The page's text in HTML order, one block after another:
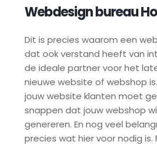
Webdesign bureau
Dit is precies waarom een
dat ook verstand heeft van
de ideale partner voor het
nieuwe website of webshop
jouw website klanten moet
snappen dat jouw webshop
genereren. En nog veel
precies wat hier voor nodig is.